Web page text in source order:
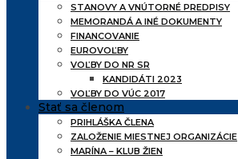
STANOVY A VNÚTORNÉ PREDPISY
MEMORANDÁ A INÉ DOKUMENTY
FINANCOVANIE
EUROVOĽBY
VOĽBY DO NR SR
KANDIDÁTI 2023
VOĽBY DO VÚC 2017
Stať sa členom
PRIHLÁŠKA ČLENA
ZALOŽENIE MIESTNEJ ORGANIZÁCIE
MARÍNA – KLUB ŽIEN